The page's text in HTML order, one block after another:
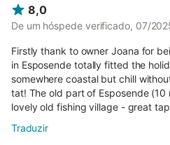
8,0
De um hóspede verificado, 07/
Firstly thank to owner Joana for
in Esposende totally fitted the
somewhere coastal but chill
tat! The old part of Esposende (10
lovely old fishing village - great
Traduzir